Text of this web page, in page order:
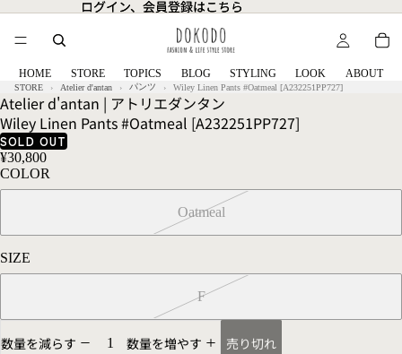
ログイン、会員登録はこちら
ログイン、会員登録はこちら
HOME STORE TOPICS BLOG STYLING LOOK ABOUT
STORE Atelier d'antan パンツ Wiley Linen Pants #Oatmeal [A232251PP727]
Atelier d'antan | アトリエダンタン
Wiley Linen Pants #Oatmeal [A232251PP727]
SOLD OUT
¥30,800
COLOR
Oatmeal
SIZE
F
数量を減らす 数量を増やす 売り切れ